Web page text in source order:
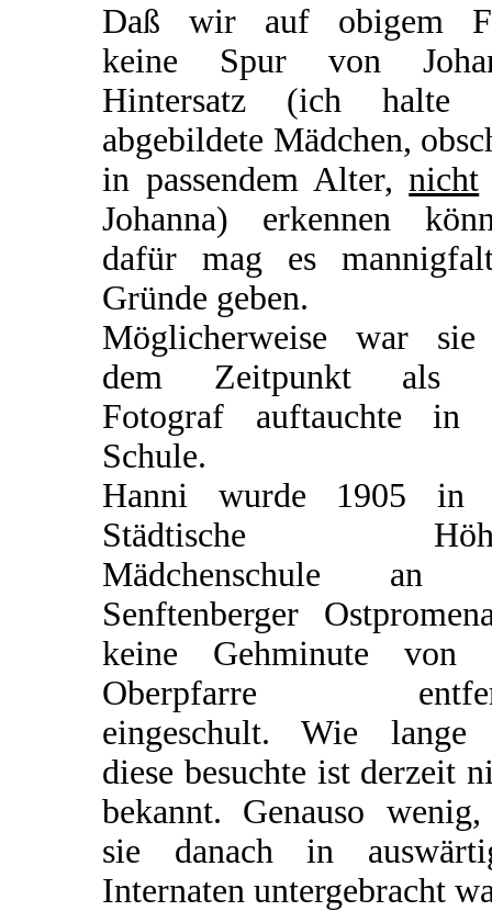
Daß wir auf obigem
keine Spur von
Hintersatz (ich halte
abgebildete Mädchen,
in passendem Alter,nicht
Johanna) erkennen
dafür mag es
Gründe geben.
Möglicherweise war
dem Zeitpunkt als
Fotograf auftauchte in
Schule.
Hanni wurde 1905 in
Städtische
Mädchenschule an
Senftenberger
keine Gehminute von
Oberpfarre
eingeschult. Wie lange
diese besuchte ist derzeit
bekannt. Genauso
sie danach in
Internaten untergebracht